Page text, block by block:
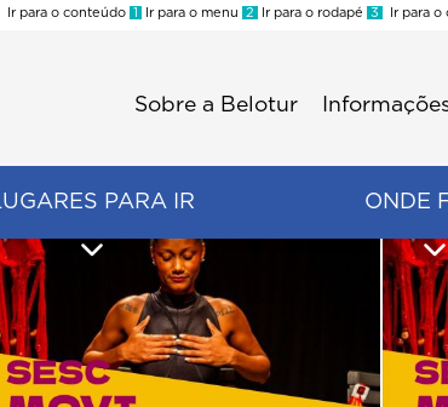
Ir para o conteúdo 1 Ir para o menu 2 Ir para o rodapé 3 Ir para o
Sobre a Belotur
PARA IR ONDE